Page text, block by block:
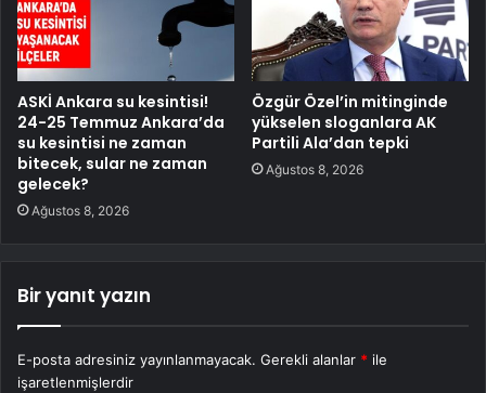
ASKİ Ankara su kesintisi!
24-25 Temmuz Ankara’da
su kesintisi ne zaman
bitecek, sular ne zaman
gelecek?
Ağustos 8, 2026
Özgür Özel’in mitinginde
yükselen sloganlara AK
Partili Ala’dan tepki
Ağustos 8, 2026
Bir yanıt yazın
E-posta adresiniz yayınlanmayacak. Gerekli alanlar * ile
işaretlenmişlerdir